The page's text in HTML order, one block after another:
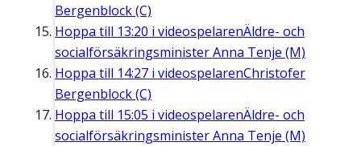
Bergenblock (C)
Hoppa till 13:20 i videospelarenÄldre- och
socialförsäkringsminister Anna Tenje (M)
Hoppa till 14:27 i videospelarenChristofer
Bergenblock (C)
Hoppa till 15:05 i videospelarenÄldre- och
socialförsäkringsminister Anna Tenje (M)